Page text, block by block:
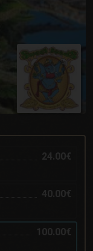
24.00€
40.00€
100.00€